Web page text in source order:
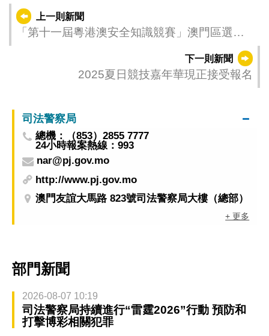
上一則新聞
「第十一屆粵港澳安全知識競賽」澳門區選拔
下一則新聞
2025夏日競技嘉年華現正接受報名
司法警察局
總機：（853）2855 7777
24小時報案熱線：993
nar@pj.gov.mo
http://www.pj.gov.mo
澳門友誼大馬路 823號司法警察局大樓（總部）
+ 更多
部門新聞
2026-08-07 10:19
司法警察局持續進行“雷霆2026”行動 預防和
打擊博彩相關犯罪